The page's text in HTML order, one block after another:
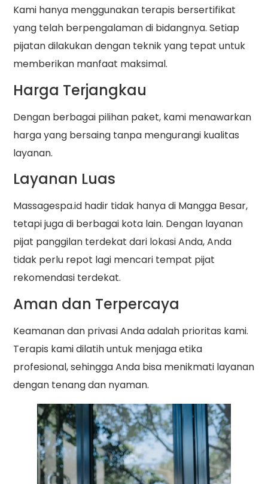
Kami hanya menggunakan terapis bersertifikat
yang telah berpengalaman di bidangnya. Setiap
pijatan dilakukan dengan teknik yang tepat untuk
memberikan manfaat maksimal.
Harga Terjangkau
Dengan berbagai pilihan paket, kami menawarkan
harga yang bersaing tanpa mengurangi kualitas
layanan.
Layanan Luas
Massagespa.id hadir tidak hanya di Mangga Besar,
tetapi juga di berbagai kota lain. Dengan layanan
pijat panggilan terdekat dari lokasi Anda, Anda
tidak perlu repot lagi mencari tempat pijat
rekomendasi terdekat.
Aman dan Terpercaya
Keamanan dan privasi Anda adalah prioritas kami.
Terapis kami dilatih untuk menjaga etika
profesional, sehingga Anda bisa menikmati layanan
dengan tenang dan nyaman.